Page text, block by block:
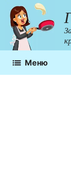
Перейти
до
контенту
Меню